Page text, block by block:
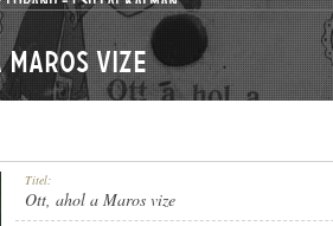
vize
Titel:
Ott, ahol a Maros vize